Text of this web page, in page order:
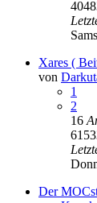
Xares (
von
1
2
16
Der